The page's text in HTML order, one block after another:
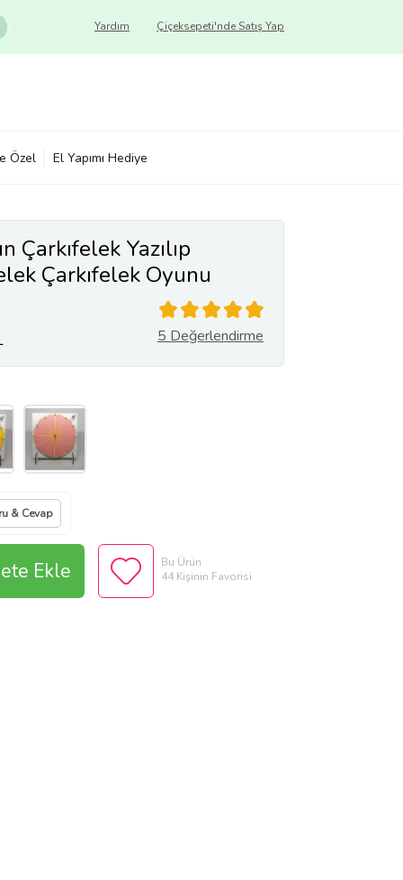
Çiçeksepeti'nde Satış Yap
Yardım
Özel El Yapımı Hediye
Çarkıfelek Yazılıp
Çarkıfelek Oyunu
5 Değerlendirme
& Cevap
Ekle
Bu Ürün
44 Kişinin Favorisi